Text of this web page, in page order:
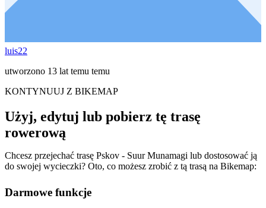
luis22
utworzono 13 lat temu temu
KONTYNUUJ Z BIKEMAP
Użyj, edytuj lub pobierz tę trasę
rowerową
Chcesz przejechać trasę Pskov - Suur Munamagi lub dostosować ją
do swojej wycieczki? Oto, co możesz zrobić z tą trasą na Bikemap:
Darmowe funkcje